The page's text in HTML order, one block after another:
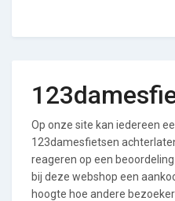
Op onze site kan iedereen
123damesfietsen
reageren op een
bij deze webshop een
hoogte hoe andere